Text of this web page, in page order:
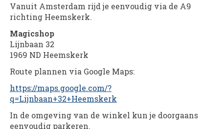
Vanuit Amsterdam rijd je eenvoudig via de A9
richting Heemskerk.
Magicshop
Lijnbaan 32
1969 ND Heemskerk
Route plannen via Google Maps:
https://maps.google.com/?
q=Lijnbaan+32+Heemskerk
In de omgeving van de winkel kun je doorgaans
eenvoudig parkeren.